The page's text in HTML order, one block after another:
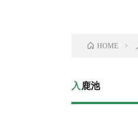
HOME
入鹿池